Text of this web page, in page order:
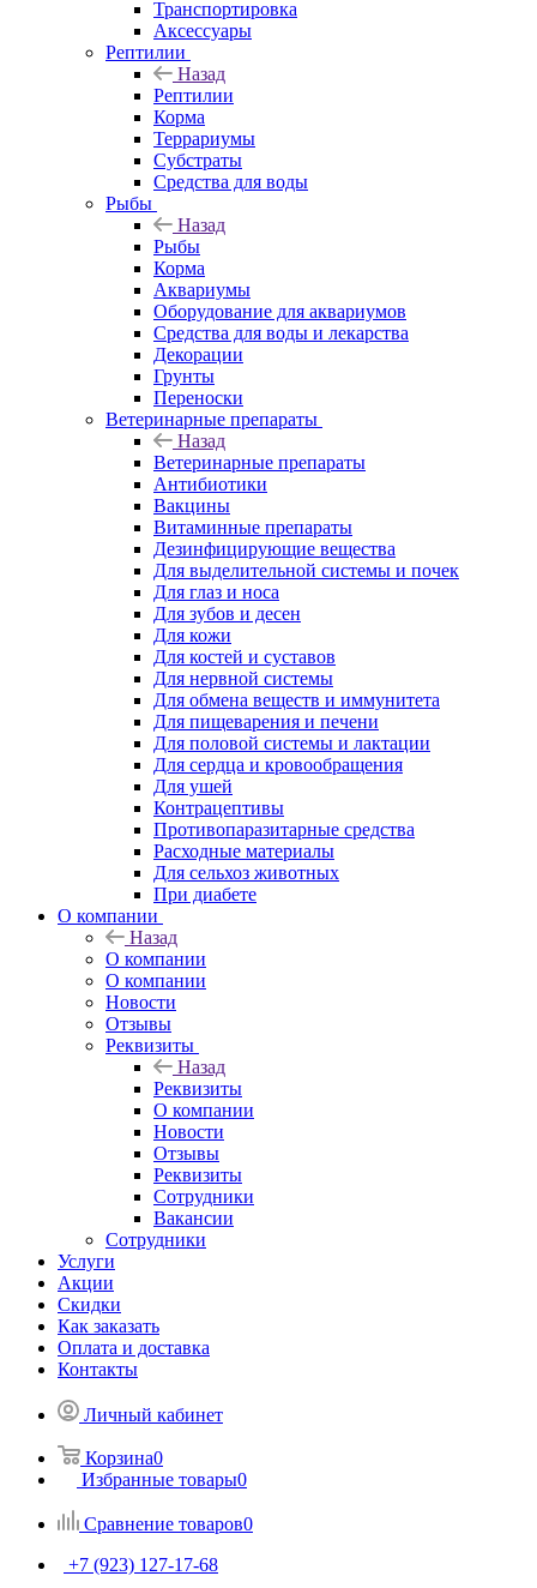
Транспортировка
Аксессуары
Рептилии
Назад
Рептилии
Корма
Террариумы
Субстраты
Средства для воды
Рыбы
Назад
Рыбы
Корма
Аквариумы
Оборудование для аквариумов
Средства для воды и лекарства
Декорации
Грунты
Переноски
Ветеринарные препараты
Назад
Ветеринарные препараты
Антибиотики
Вакцины
Витаминные препараты
Дезинфицирующие вещества
Для выделительной системы и почек
Для глаз и носа
Для зубов и десен
Для кожи
Для костей и суставов
Для нервной системы
Для обмена веществ и иммунитета
Для пищеварения и печени
Для половой системы и лактации
Для сердца и кровообращения
Для ушей
Контрацептивы
Противопаразитарные средства
Расходные материалы
Для сельхоз животных
При диабете
О компании
Назад
О компании
О компании
Новости
Отзывы
Реквизиты
Назад
Реквизиты
О компании
Новости
Отзывы
Реквизиты
Сотрудники
Вакансии
Сотрудники
Услуги
Акции
Скидки
Как заказать
Оплата и доставка
Контакты
Личный кабинет
Корзина0
Избранные товары0
Сравнение товаров0
+7 (923) 127-17-68